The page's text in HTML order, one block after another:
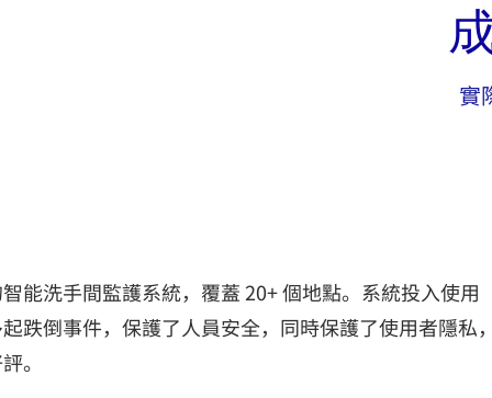
實
能洗手間監護系統，覆蓋 20+ 個地點。系統投入使用
跌倒事件，保護了人員安全，同時保護了使用者隱私
。